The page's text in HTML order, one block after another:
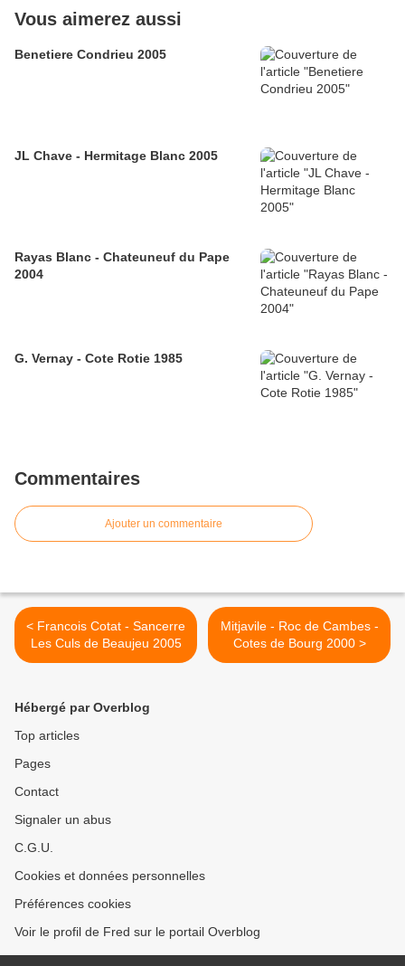
Vous aimerez aussi
Benetiere Condrieu 2005
JL Chave - Hermitage Blanc 2005
Rayas Blanc - Chateuneuf du Pape
2004
G. Vernay - Cote Rotie 1985
Commentaires
Ajouter un commentaire
< Francois Cotat - Sancerre
Les Culs de Beaujeu 2005
Mitjavile - Roc de Cambes -
Cotes de Bourg 2000 >
Hébergé par Overblog
Top articles
Pages
Contact
Signaler un abus
C.G.U.
Cookies et données personnelles
Préférences cookies
Voir le profil de Fred sur le portail Overblog